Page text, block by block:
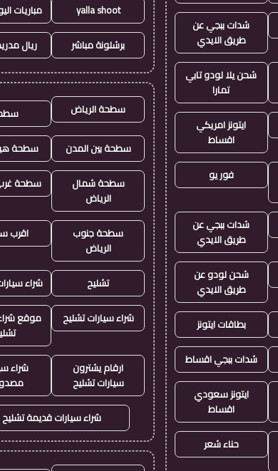
شدات ببجي عن
طريق الايدي
شحن يلا لودو تابي
تمارا
ايتونز امريكي
اقساط
فور يو
شدات ببجي عن
طريق الايدي
شحن لودو عن
طريق الايدي
بطاقات ايتونز
شدات ببجي اقساط
ايتونز سعودي
اقساط
حناء شعر
yalla shoot مباريات
برشلونة مباشر ريال
سطحة الرياض
سطحة بين المدن سطحة
سطحة شمال
الرياض
سطحة
سطحة جنوب
الرياض
اقرب
تشليح شراء
شراء سيارات تشليح
موقع
ارقام يشترون
سيارات تشليح
شراء
شراء سيارات قديمة تشليح